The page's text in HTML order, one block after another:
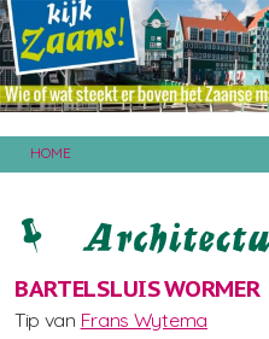
HOME
BARTELSLUIS WORMER
Tip van Frans Wytema